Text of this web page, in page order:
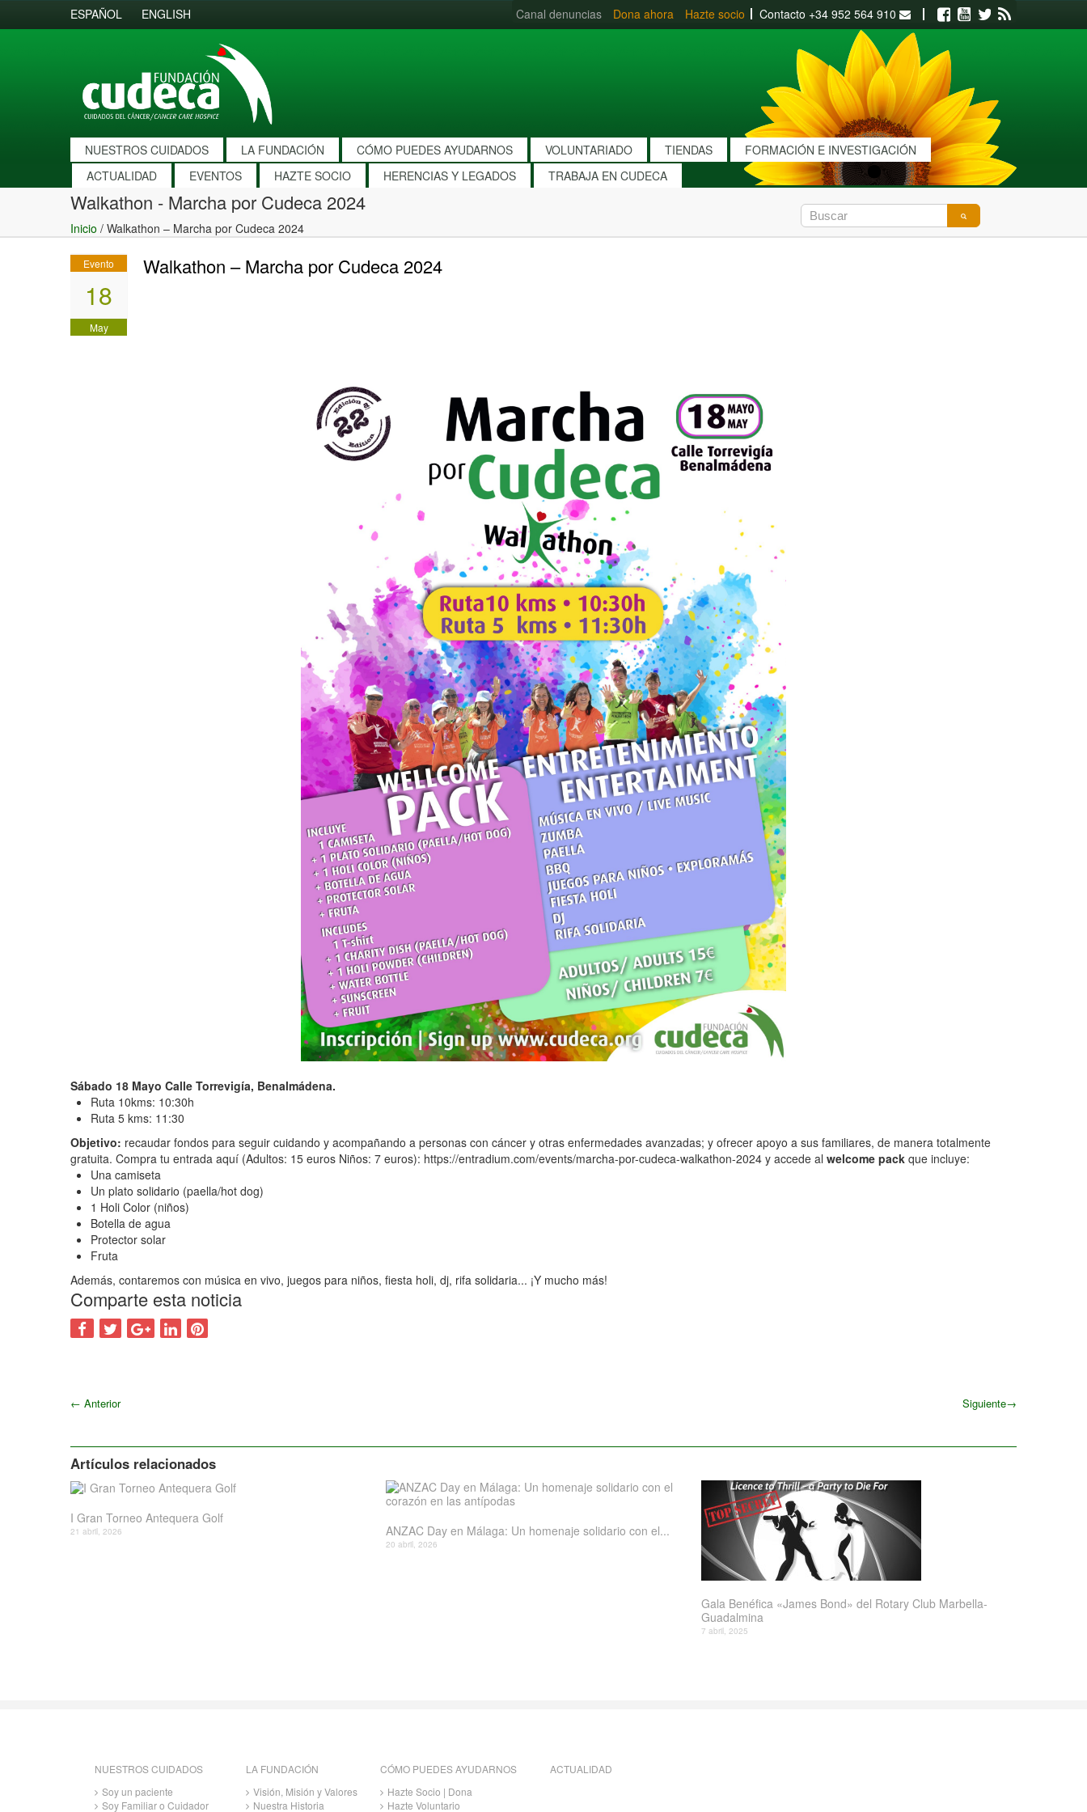
ESPAÑOL ENGLISH Canal denuncias Dona ahora Hazte socio Contacto +34 952 564 910 Facebook
Youtube
Twitter
NUESTROS CUIDADOS LA FUNDACIÓN CÓMO PUEDES AYUDARNOS VOLUNTARIADO TIENDAS
FORMACIÓN E INVESTIGACIÓN
ACTUALIDAD
EVENTOS HAZTE SOCIO HERENCIAS Y LEGADOS TRABAJA EN CUDECA
Walkathon - Marcha por Cudeca 2024
Inicio / Walkathon – Marcha por Cudeca 2024
Evento
18
May
Walkathon – Marcha por Cudeca 2024
Sábado 18 Mayo Calle Torrevigía, Benalmádena.
Ruta 10kms: 10:30h
Ruta 5 kms: 11:30
Objetivo: recaudar fondos para seguir cuidando y acompañando a personas con cáncer y otras enfermedades avanzadas; y ofrecer apoyo a sus familiares, de manera totalmente
gratuita. Compra tu entrada aquí (Adultos: 15 euros Niños: 7 euros): https://entradium.com/events/marcha-por-cudeca-walkathon-2024 y accede al welcome pack que incluye:
Una camiseta
Un plato solidario (paella/hot dog)
1 Holi Color (niños)
Botella de agua
Protector solar
Fruta
Además, contaremos con música en vivo, juegos para niños, fiesta holi, dj, rifa solidaria... ¡Y mucho más!
Comparte esta noticia
← Anterior Siguiente→
Artículos relacionados
I Gran Torneo Antequera Golf
21 abril, 2026 ANZAC Day en Málaga: Un homenaje solidario con el...
20 abril, 2026
Gala Benéfica «James Bond» del Rotary Club Marbella-
Guadalmina
7 abril, 2025
NUESTROS CUIDADOS
Soy un paciente
Soy Familiar o Cuidador
LA FUNDACIÓN
Visión, Misión y Valores
Nuestra Historia
CÓMO PUEDES AYUDARNOS
Hazte Socio | Dona
Hazte Voluntario
ACTUALIDAD